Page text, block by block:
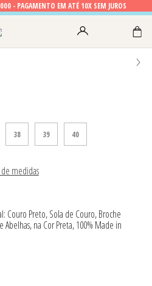
- PAGAMENTO EM ATÉ 10X SEM JUROS
38 39 40
medidas
Couro Preto, Sola de Couro, Broche
na Cor Preta, 100% Made in